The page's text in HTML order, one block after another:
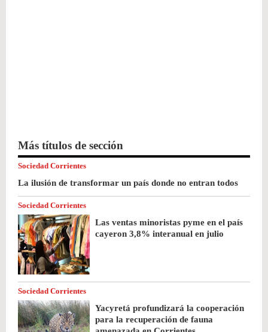
Más títulos de sección
Sociedad Corrientes
La ilusión de transformar un país donde no entran todos
Sociedad Corrientes
Las ventas minoristas pyme en el país
cayeron 3,8% interanual en julio
Sociedad Corrientes
Yacyretá profundizará la cooperación
para la recuperación de fauna